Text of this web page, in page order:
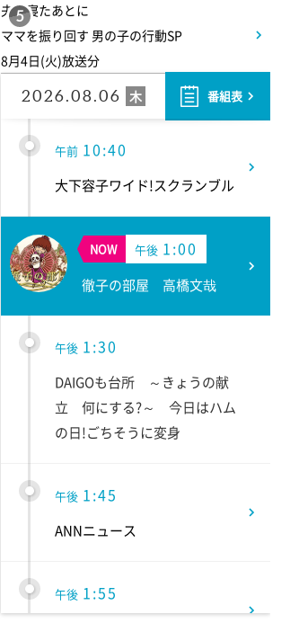
5
夫が寝たあとに
ママを振り回す 男の子の行動SP
8月4日(火)放送分
2026.08.06 木 番組表
午前 10:10
じゅん散歩
午前 10:40
大下容子ワイド!スクランブル
NOW 午後 1:00
徹子の部屋 高橋文哉
午後 1:30
DAIGOも台所 ～きょうの献
立 何にする?～ 今日はハム
の日!ごちそうに変身
午後 1:45
ANNニュース
午後 1:55